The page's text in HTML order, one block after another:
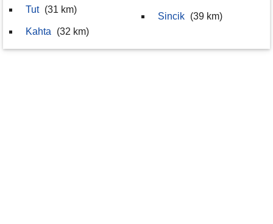
Tut (31 km)
Kahta (32 km)
Sincik (39 km)